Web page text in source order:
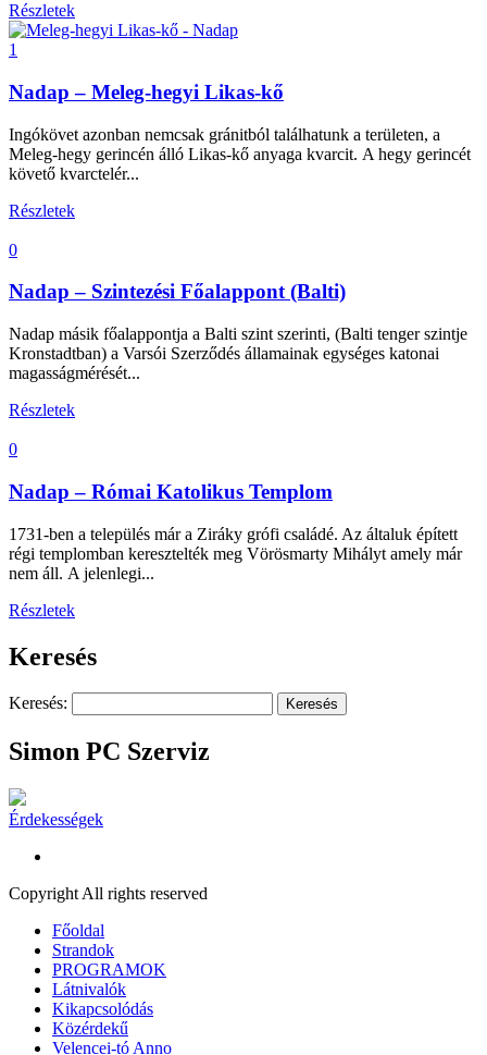
Részletek
1
Nadap – Meleg-hegyi Likas-kő
Ingókövet azonban nemcsak gránitból találhatunk a területen, a
Meleg-hegy gerincén álló Likas-kő anyaga kvarcit. A hegy gerincét
követő kvarctelér...
Részletek
0
Nadap – Szintezési Főalappont (Balti)
Nadap másik főalappontja a Balti szint szerinti, (Balti tenger szintje
Kronstadtban) a Varsói Szerződés államainak egységes katonai
magasságmérését...
Részletek
0
Nadap – Római Katolikus Templom
1731-ben a település már a Ziráky grófi családé. Az általuk épített
régi templomban keresztelték meg Vörösmarty Mihályt amely már
nem áll. A jelenlegi...
Részletek
Keresés
Keresés:
Simon PC Szerviz
Érdekességek
Copyright All rights reserved
Főoldal
Strandok
PROGRAMOK
Látnivalók
Kikapcsolódás
Közérdekű
Velencei-tó Anno